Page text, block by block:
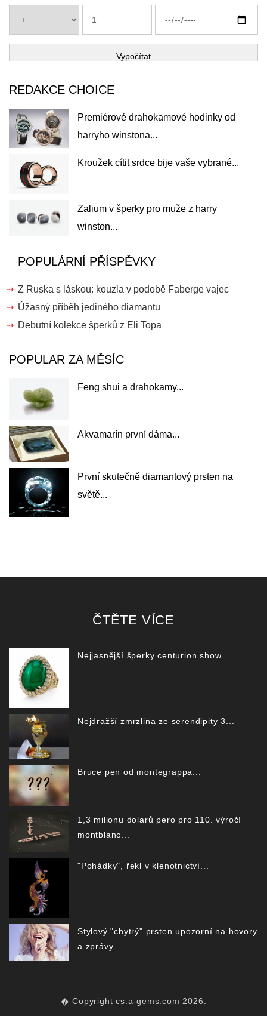
Vypočítat
REDAKCE CHOICE
Premiérové ​​drahokamové hodinky od
harryho winstona...
Kroužek cítit srdce bije vaše vybrané...
Zalium v ​​šperky pro muže z harry
winston...
POPULÁRNÍ PŘÍSPĚVKY
Z Ruska s láskou: kouzla v podobě Faberge vajec
Úžasný příběh jediného diamantu
Debutní kolekce šperků z Eli Topa
POPULAR ZA MĚSÍC
Feng shui a drahokamy...
Akvamarín první dáma...
První skutečně diamantový prsten na
světě...
ČTĚTE VÍCE
Nejjasnější šperky centurion show...
Nejdražší zmrzlina ze serendipity 3...
Bruce pen od montegrappa...
1,3 milionu dolarů pero pro 110. výročí
montblanc...
"Pohádky", řekl v klenotnictví...
Stylový "chytrý" prsten upozorní na hovory
a zprávy...
� Copyright cs.a-gems.com 2026.